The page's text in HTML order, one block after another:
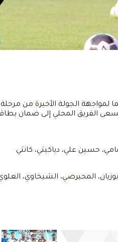
الجولة الأخيرة من مرحلة
المحلي إلى ضمان بطاقة
حسين علي، دياكيتي، كانتي
المحيرصي، الشيخاوي،